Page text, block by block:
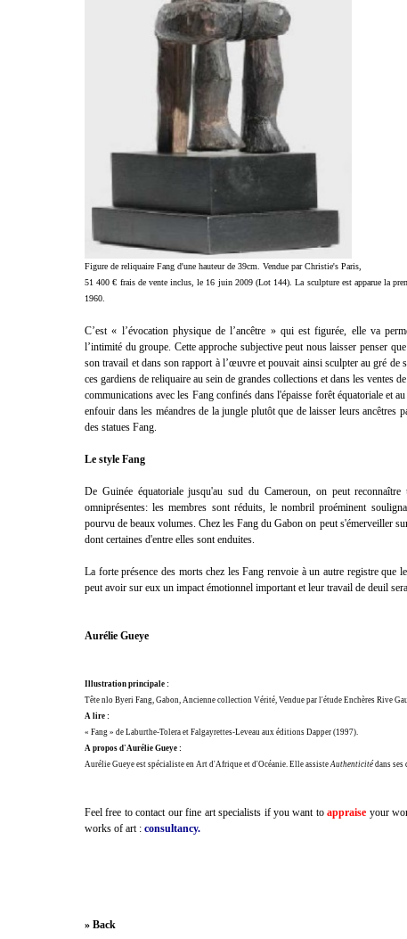
Figure de reliquaire Fang d'une hauteur de 39cm. Vendue par Christie's Paris,
51 400 € frais de vente inclus, le 16 juin 2009 (Lot 144). La sculpture est apparue la
1960.
C’est « l’évocation physique de l’ancêtre » qui est figurée, elle va
l’intimité du groupe. Cette approche subjective peut nous laisser penser
son travail et dans son rapport à l’œuvre et pouvait ainsi sculpter au gré
ces gardiens de reliquaire au sein de grandes collections et dans les ventes
communications avec les Fang confinés dans l'épaisse forêt équatoriale et
enfouir dans les méandres de la jungle plutôt que de laisser leurs ancêtres
des statues Fang.
Le style Fang
De Guinée équatoriale jusqu'au sud du Cameroun, on peut
omniprésentes: les membres sont réduits, le nombril proéminent
pourvu de beaux volumes. Chez les Fang du Gabon on peut s'émerveiller
dont certaines d'entre elles sont enduites.
La forte présence des morts chez les Fang renvoie à un autre registre
peut avoir sur eux un impact émotionnel important et leur travail de deuil
Aurélie Gueye
Illustration principale :
Tête nlo Byeri Fang, Gabon, Ancienne collection Vérité, Vendue par l'étude Enchères Rive
A lire :
« Fang » de Laburthe-Tolera et Falgayrettes-Leveau aux éditions Dapper (1997).
A propos d'Aurélie Gueye :
Aurélie Gueye est spécialiste en Art d'Afrique et d'Océanie. Elle assisteAuthenticité dans
Feel free to contact our fine art specialists if you want toappraise your
works of art : consultancy.
» Back